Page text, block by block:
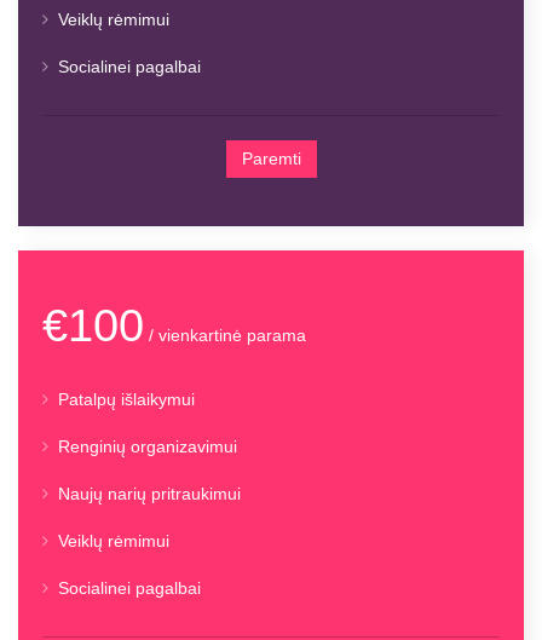
Veiklų rėmimui
Socialinei pagalbai
Paremti
€100 / vienkartinė parama
Patalpų išlaikymui
Renginių organizavimui
Naujų narių pritraukimui
Veiklų rėmimui
Socialinei pagalbai